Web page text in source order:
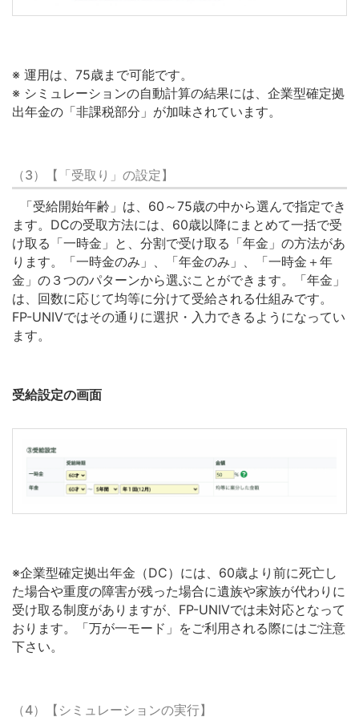
※ 運用は、75歳まで可能です。
※ シミュレーションの自動計算の結果には、企業型確定拠
出年金の「非課税部分」が加味されています。
（3）【「受取り」の設定】
「受給開始年齢」は、60～75歳の中から選んで指定でき
ます。DCの受取方法には、60歳以降にまとめて一括で受
け取る「一時金」と、分割で受け取る「年金」の方法があ
ります。「一時金のみ」、「年金のみ」、「一時金＋年
金」の３つのパターンから選ぶことができます。「年金」
は、回数に応じて均等に分けて受給される仕組みです。
FP-UNIVではその通りに選択・入力できるようになってい
ます。
受給設定の画面
※企業型確定拠出年金（DC）には、60歳より前に死亡し
た場合や重度の障害が残った場合に遺族や家族が代わりに
受け取る制度がありますが、FP-UNIVでは未対応となって
おります。「万が一モード」をご利用される際にはご注意
下さい。
（4）【シミュレーションの実行】